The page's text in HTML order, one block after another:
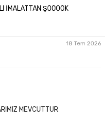
İMALATTAN ŞOOOOK
18 Tem 2026
MEVCUTTUR